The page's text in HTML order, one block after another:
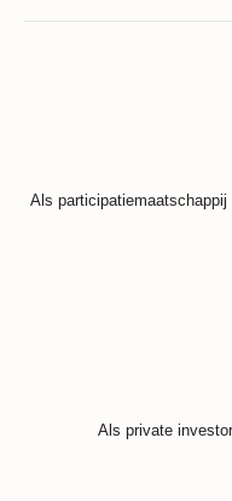
Als
Als private